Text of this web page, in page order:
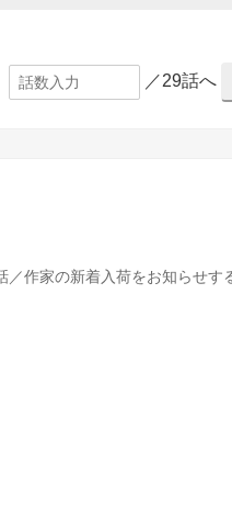
／29話へ
／作家の新着入荷をお知らせす